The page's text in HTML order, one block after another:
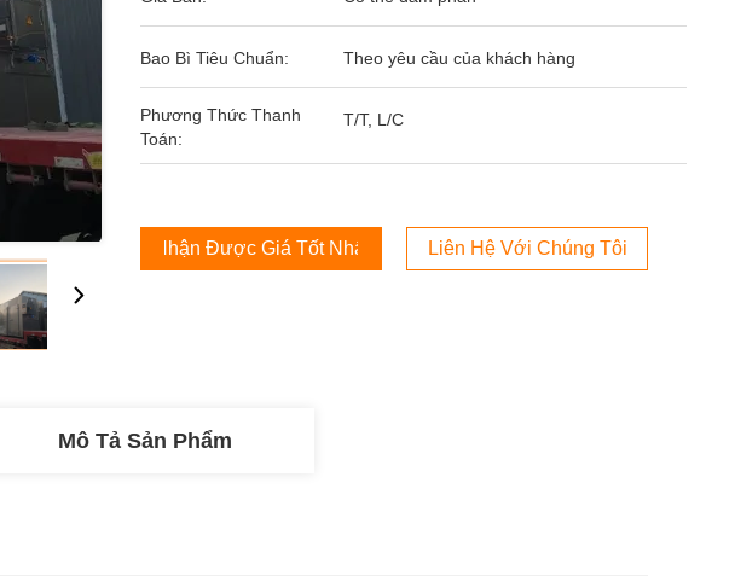
Bao Bì Tiêu Chuẩn: Theo yêu cầu của khách hàng
Phương Thức Thanh
Toán:
T/T, L/C
Nhận Được Giá Tốt Nhất Liên Hệ Với Chúng Tôi
Mô Tả Sản Phẩm